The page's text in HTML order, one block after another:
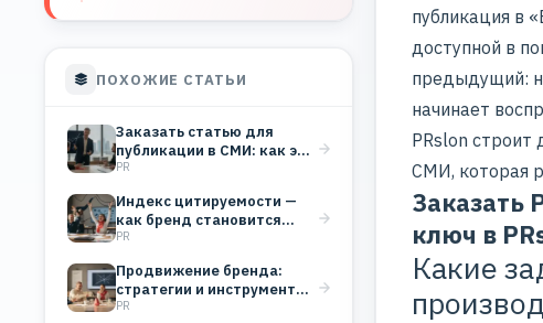
ПОХОЖИЕ СТАТЬИ
Заказать статью для
публикации в СМИ: как это
работает и…
PR
Индекс цитируемости —
как бренд становится
голосом, который
PR
Продвижение бренда:
стратегии и инструменты
для любой отрасли
PR
публикация в
доступной в
предыдущий:
начинает
PRslon строит
СМИ, которая
Заказать
ключ в
Какие